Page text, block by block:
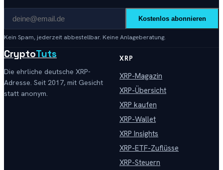
Kostenlos abonnieren
Kein Spam, jederzeit abbestellbar. Keine Anlageberatung.
CryptoTuts
Die ehrliche deutsche XRP-
Adresse. Seit 2017, mit Gesicht
statt anonym.
XRP
XRP-Magazin
XRP-Übersicht
XRP kaufen
XRP-Wallet
XRP Insights
XRP-ETF-Zuflüsse
XRP-Steuern